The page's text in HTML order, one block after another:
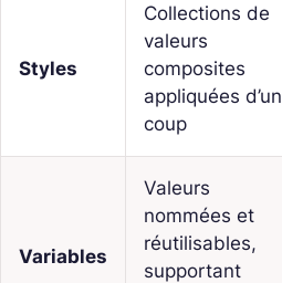
Styles
Collections de
valeurs
composites
appliquées d’un
coup
Variables
Valeurs
nommées et
réutilisables,
supportant